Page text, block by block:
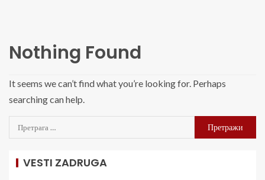
Nothing Found
It seems we can’t find what you’re looking for. Perhaps
searching can help.
VESTI ZADRUGA